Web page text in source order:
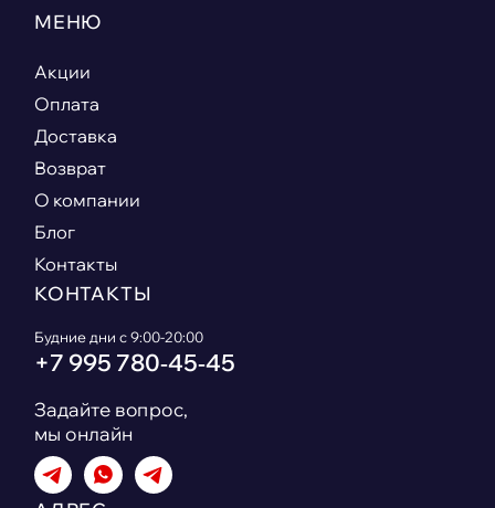
МЕНЮ
Акции
Оплата
Доставка
Возврат
О компании
Блог
Контакты
КОНТАКТЫ
Будние дни с 9:00-20:00
+7 995 780‑45‑45
Задайте вопрос,
мы онлайн